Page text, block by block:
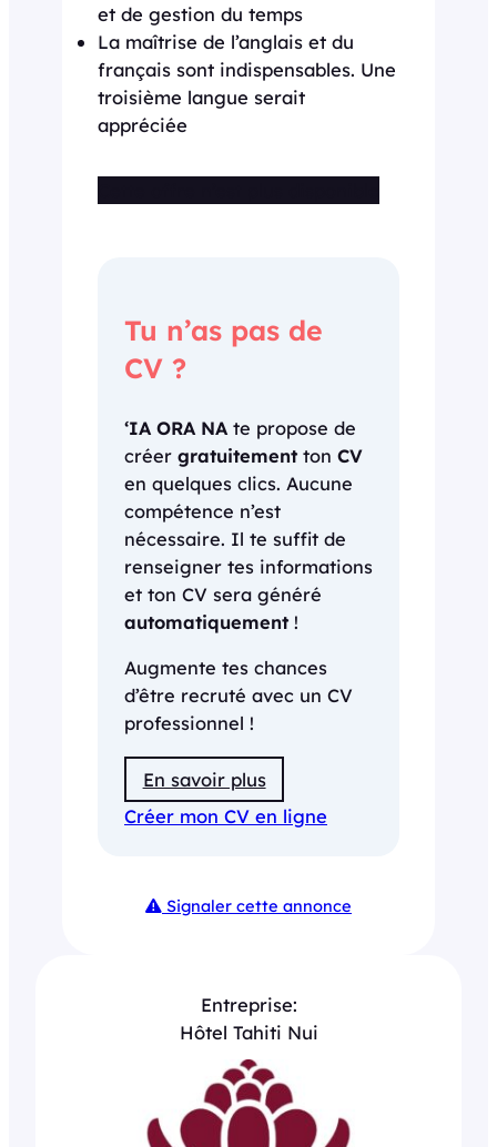
et de gestion du temps
La maîtrise de l’anglais et du
français sont indispensables. Une
troisième langue serait
appréciée
Tu n’as pas de
CV ?
‘IA ORA NA te propose de
créer gratuitementton CV
en quelques clics. Aucune
compétence n’est
nécessaire. Il te suffit de
renseigner tes informations
et ton CV sera généré
automatiquement!
Augmente tes chances
d’être recruté avec un CV
professionnel !
En savoir plus
Créer mon CV en ligne
Signaler cette annonce
Entreprise:
Hôtel Tahiti Nui